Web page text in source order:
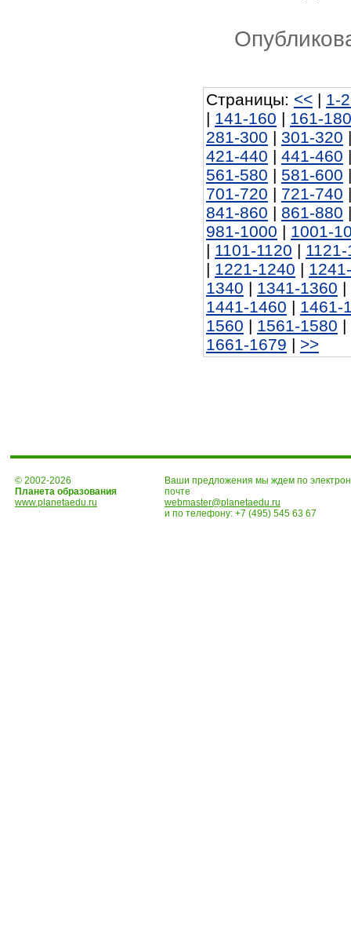
Страницы: << | 1-
| 141-160 | 161-180
281-300 | 301-320 |
421-440 | 441-460 |
561-580 | 581-600 |
701-720 | 721-740 |
841-860 | 861-880 |
981-1000 | 1001-
| 1101-1120 |
| 1221-1240 |
1340 | 1341-1360 |
1441-1460 | 1461-
1560 | 1561-1580 |
1661-1679 | >>
© 2002-2026
Планета образования
www.planetaedu.ru
Ваши предложения мы ждем по
почте
webmaster@planetaedu.ru
и по телефону: +7 (495) 545 63 67